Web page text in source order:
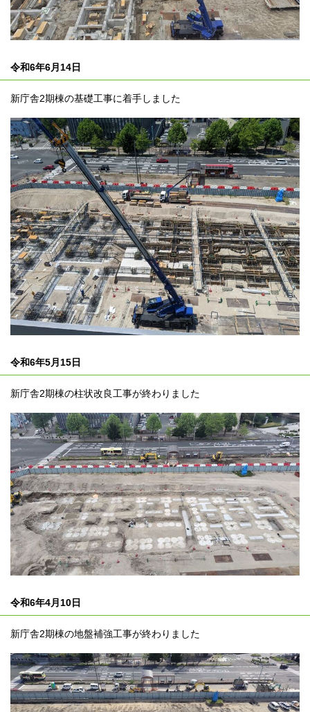
令和6年6月14日
新庁舎2期棟の基礎工事に着手しました
令和6年5月15日
新庁舎2期棟の柱状改良工事が終わりました
令和6年4月10日
新庁舎2期棟の地盤補強工事が終わりました